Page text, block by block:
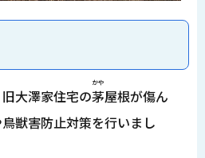
大澤家住宅の茅
かや
屋根が傷ん
獣害防止対策を行いまし